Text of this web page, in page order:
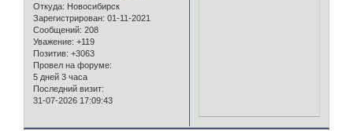
Откуда: Новосибирск
Зарегистрирован: 01-11-2021
Сообщений: 208
Уважение: +119
Позитив: +3063
Провел на форуме:
5 дней 3 часа
Последний визит:
31-07-2026 17:09:43